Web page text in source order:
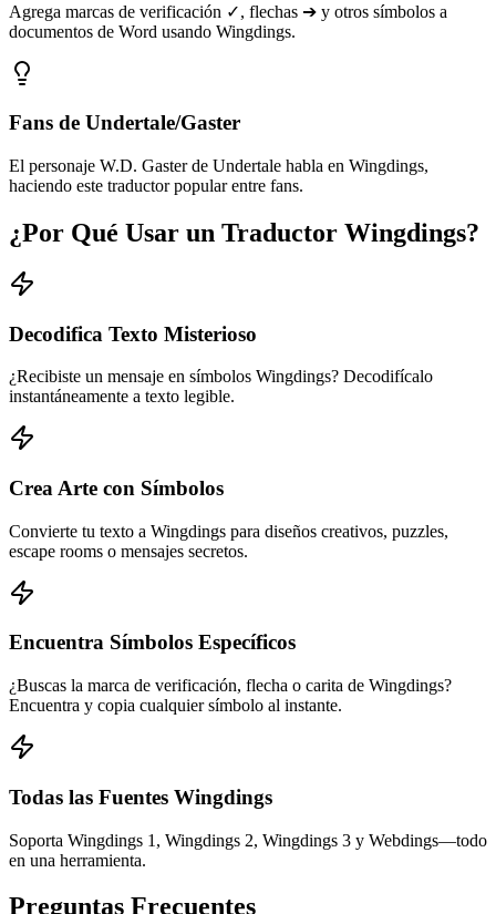
Agrega marcas de verificación ✓, flechas ➔ y otros símbolos a
documentos de Word usando Wingdings.
Fans de Undertale/Gaster
El personaje W.D. Gaster de Undertale habla en Wingdings,
haciendo este traductor popular entre fans.
¿Por Qué Usar un Traductor Wingdings?
Decodifica Texto Misterioso
¿Recibiste un mensaje en símbolos Wingdings? Decodifícalo
instantáneamente a texto legible.
Crea Arte con Símbolos
Convierte tu texto a Wingdings para diseños creativos, puzzles,
escape rooms o mensajes secretos.
Encuentra Símbolos Específicos
¿Buscas la marca de verificación, flecha o carita de Wingdings?
Encuentra y copia cualquier símbolo al instante.
Todas las Fuentes Wingdings
Soporta Wingdings 1, Wingdings 2, Wingdings 3 y Webdings—todo
en una herramienta.
Preguntas Frecuentes